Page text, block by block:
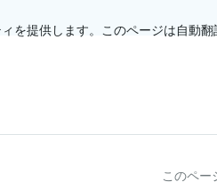
提供します。このページは自動翻
このペー